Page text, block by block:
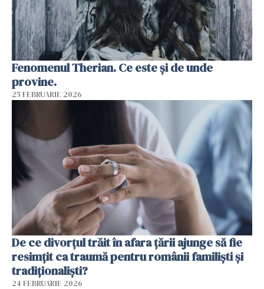
Fenomenul Therian. Ce este și de unde
provine.
25 FEBRUARIE 2026
De ce divorțul trăit în afara țării ajunge să fie
resimțit ca traumă pentru românii familiști și
tradiționaliști?
24 FEBRUARIE 2026